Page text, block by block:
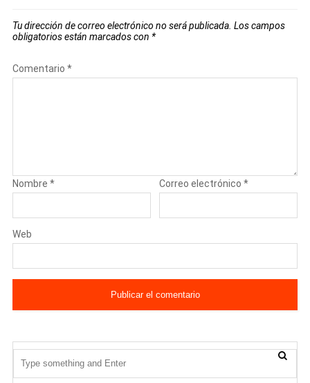
Tu dirección de correo electrónico no será publicada. Los campos
obligatorios están marcados con *
Comentario *
Nombre * Correo electrónico*
Web